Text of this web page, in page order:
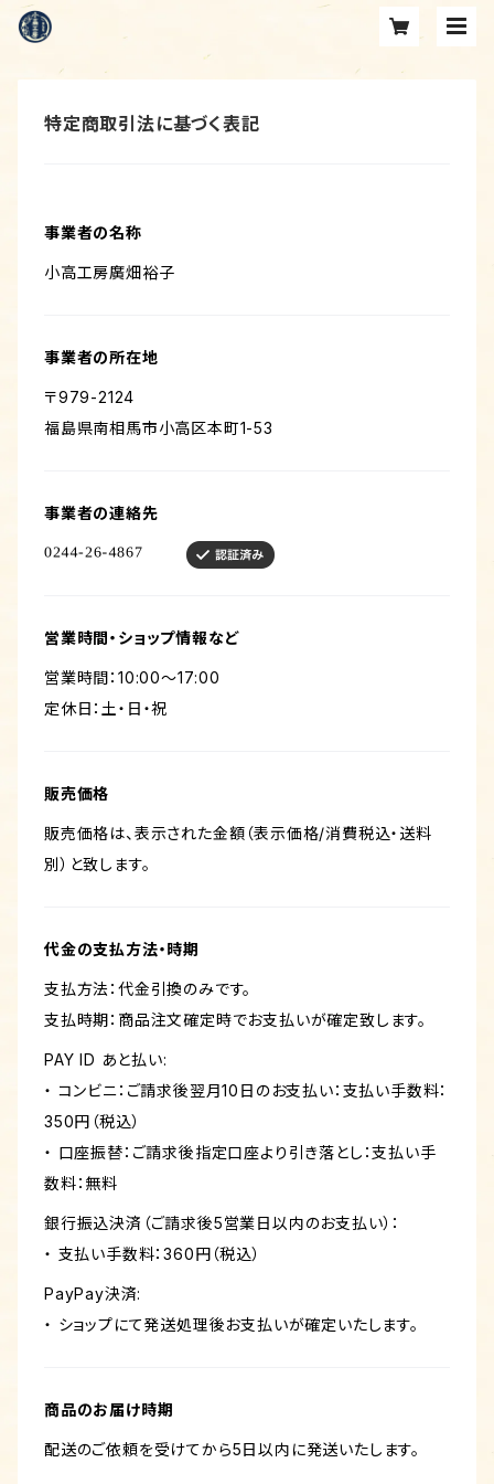
特定商取引法に基づく表記
事業者の名称
小高工房廣畑裕子
事業者の所在地
〒979-2124
福島県南相馬市小高区本町1-53
事業者の連絡先
営業時間・ショップ情報など
営業時間：10:00〜17:00
定休日：土・日・祝
販売価格
販売価格は、表示された金額（表示価格/消費税込・送料
別）と致します。
代金の支払方法・時期
支払方法：代金引換のみです。
支払時期：商品注文確定時でお支払いが確定致します。
PAY ID あと払い:
・ コンビニ：ご請求後翌月10日のお支払い：支払い手数料：
350円（税込）
・ 口座振替：ご請求後指定口座より引き落とし：支払い手
数料：無料
銀行振込決済（ご請求後5営業日以内のお支払い）：
・ 支払い手数料：360円（税込）
PayPay決済:
・ ショップにて発送処理後お支払いが確定いたします。
商品のお届け時期
配送のご依頼を受けてから5日以内に発送いたします。